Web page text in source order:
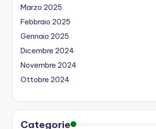
Marzo 2025
Febbraio 2025
Gennaio 2025
Dicembre 2024
Novembre 2024
Ottobre 2024
Categorie